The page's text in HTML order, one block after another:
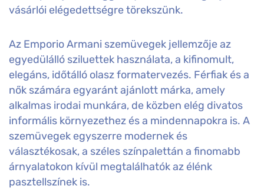
vásárlói elégedettségre törekszünk.
Az Emporio Armani szemüvegek jellemzője az
egyedülálló sziluettek használata, a kifinomult,
elegáns, időtálló olasz formatervezés. Férfiak és a
nők számára egyaránt ajánlott márka, amely
alkalmas irodai munkára, de közben elég divatos
informális környezethez és a mindennapokra is. A
szemüvegek egyszerre modernek és
választékosak, a széles színpalettán a finomabb
árnyalatokon kívül megtalálhatók az élénk
pasztellszínek is.